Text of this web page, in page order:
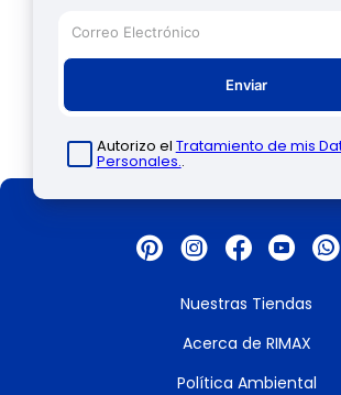
Enviar
Autorizo el Tratamiento de mis
Personales..
Nuestras Tiendas
Acerca de RIMAX
Política Ambiental